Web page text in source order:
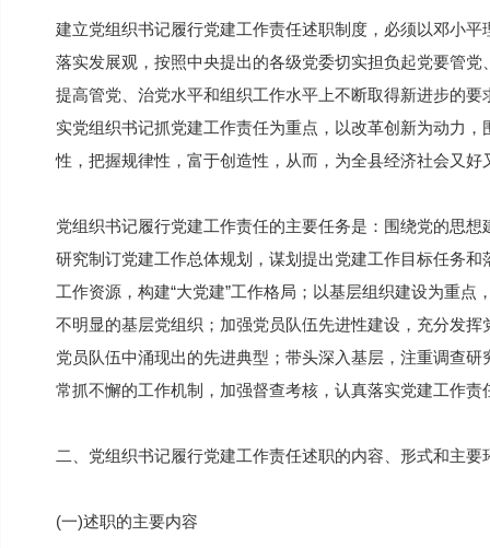
建立党组织书记履行党建工作责任述职制度，必须以邓小
落实发展观，按照中央提出的各级党委切实担负起党要管
提高管党、治党水平和组织工作水平上不断取得新进步的
实党组织书记抓党建工作责任为重点，以改革创新为动力
性，把握规律性，富于创造性，从而，为全县经济社会又
党组织书记履行党建工作责任的主要任务是：围绕党的思
研究制订党建工作总体规划，谋划提出党建工作目标任务
工作资源，构建“大党建”工作格局；以基层组织建设为重
不明显的基层党组织；加强党员队伍先进性建设，充分发
党员队伍中涌现出的先进典型；带头深入基层，注重调查
常抓不懈的工作机制，加强督查考核，认真落实党建工作责
二、党组织书记履行党建工作责任述职的内容、形式和主要
(一)述职的主要内容